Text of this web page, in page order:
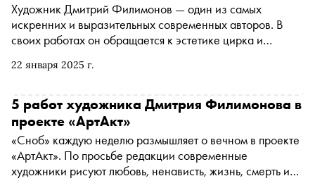
22 января 2025 г.
Художник Дмитрий Филимонов — один из самых
искренних и выразительных современных авторов. В
своих работах он обращается к эстетике цирка и
театр» через призму личного травматического опыта.
среди жизнерадостных декораций, обнажают
невысказанные чувства. В преддверии персональной
выставки Дмитрия в парижской L Galerie,
экспериментирующей с короткими экспозициями,
«Сноб» узнал, какие работы художник представит
французской публике
5 работ художника Дмитрия Филимонова в
проекте «АртАкт»
«Сноб» каждую неделю размышляет о вечном в проекте
«АртАкт». По просьбе редакции современные
художники рисуют любовь, ненависть, жизнь, смерть и